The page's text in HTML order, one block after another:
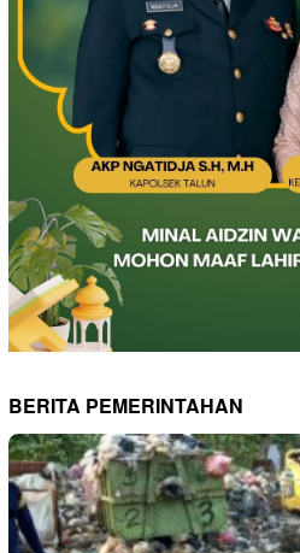
BERITA PEMERINTAHAN